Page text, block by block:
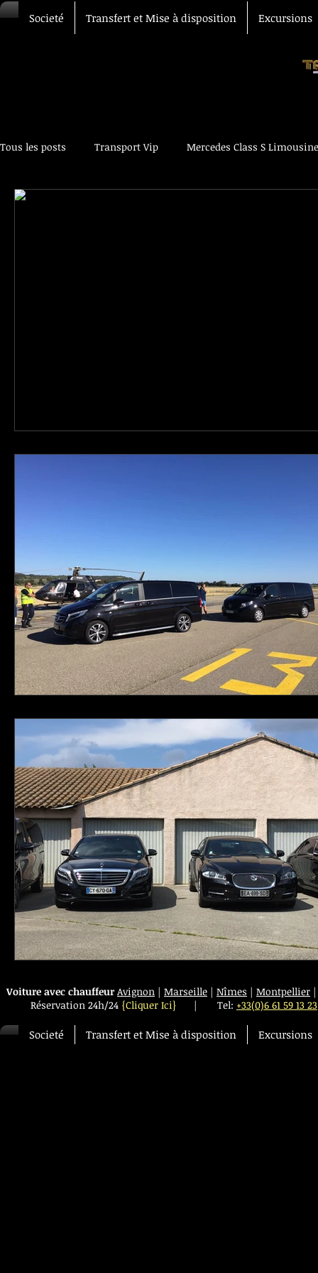
Societé Transfert et Mise à disposition Excursions
Tous les posts Transport Vip Mercedes Class S Limousine
Voiture avec chauffeur Avignon | Marseille | Nîmes | Montpellier
Réservation 24h/24 {Cliquer Ici} | Tel: +33(0)6 61 59 13 23
Societé Transfert et Mise à disposition Excursions